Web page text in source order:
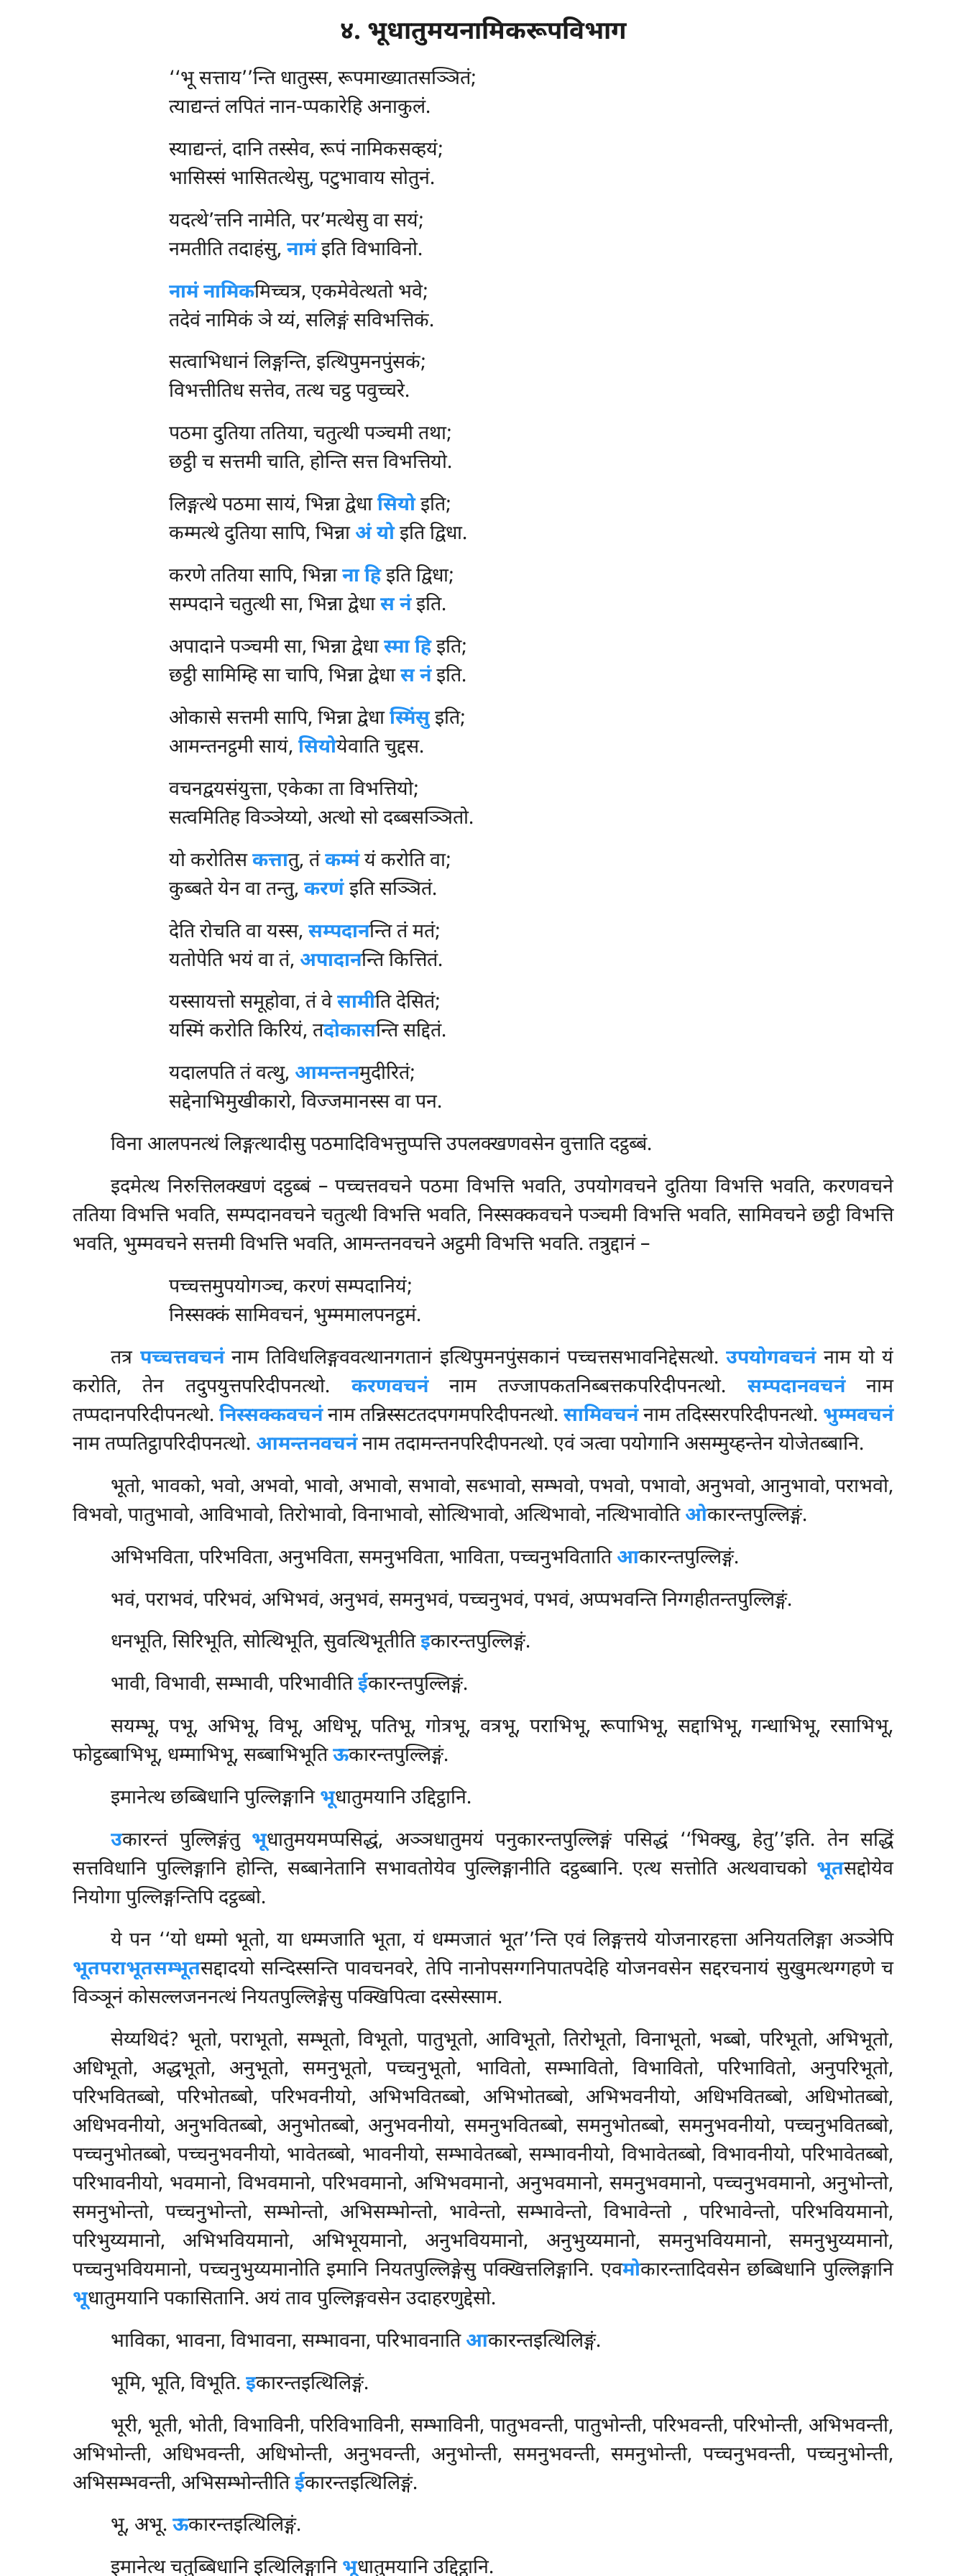
४. भूधातुमयनामिकरूपविभाग
‘‘भू सत्ताय’’न्ति धातुस्स, रूपमाख्यातसञ्ञितं;
त्याद्यन्तं लपितं नान-प्पकारेहि अनाकुलं.
स्याद्यन्तं, दानि तस्सेव, रूपं नामिकसव्हयं;
भासिस्सं भासितत्थेसु, पटुभावाय सोतुनं.
यदत्थे’त्तनि नामेति, पर’मत्थेसु वा सयं;
नमतीति तदाहंसु, नामंइति विभाविनो.
नामं नामिकमिच्चत्र, एकमेवेत्थतो भवे;
तदेवं नामिकं ञे य्यं, सलिङ्गं सविभत्तिकं.
सत्वाभिधानं लिङ्गन्ति, इत्थिपुमनपुंसकं;
विभत्तीतिध सत्तेव, तत्थ चट्ठ पवुच्चरे.
पठमा दुतिया ततिया, चतुत्थी पञ्चमी तथा;
छट्ठी च सत्तमी चाति, होन्ति सत्त विभत्तियो.
लिङ्गत्थे पठमा सायं, भिन्ना द्वेधासियोइति;
कम्मत्थे दुतिया सापि, भिन्ना अं योइति द्विधा.
करणेततिया सापि, भिन्नाना हिइति द्विधा;
सम्पदाने चतुत्थी सा, भिन्ना द्वेधास नंइति.
अपादाने पञ्चमी सा, भिन्ना द्वेधास्मा हिइति;
छट्ठी सामिम्हि सा चापि, भिन्ना द्वेधास नंइति.
ओकासे सत्तमी सापि, भिन्ना द्वेधास्मिंसुइति;
आमन्तनट्ठमी सायं, सियोयेवाति चुद्दस.
वचनद्वयसंयुत्ता, एकेका ता विभत्तियो;
सत्वमितिह विञ्ञेय्यो, अत्थो सो दब्बसञ्ञितो.
यो करोतिसकत्तातु, तंकम्मंयं करोति वा;
कुब्बते येन वा तन्तु, करणंइति सञ्ञितं.
देति रोचति वा यस्स, सम्पदानन्ति तं मतं;
यतोपेति भयं वा तं, अपादानन्ति कित्तितं.
यस्सायत्तो समूहोवा, तं वेसामीति देसितं;
यस्मिं करोति किरियं, तदोकासन्ति सद्दितं.
यदालपति तं वत्थु, आमन्तनमुदीरितं;
सद्देनाभिमुखीकारो, विज्जमानस्स वा पन.
विना आलपनत्थं लिङ्गत्थादीसु पठमादिविभत्तुप्पत्ति उपलक्खणवसेन वुत्ताति दट्ठब्बं.
इदमेत्थ निरुत्तिलक्खणं दट्ठब्बं – पच्चत्तवचने पठमा विभत्ति भवति, उपयोगवचने दुतिया विभत्ति भवति, करणवचने
ततिया विभत्ति भवति, सम्पदानवचने चतुत्थी विभत्ति भवति, निस्सक्कवचने पञ्चमी विभत्ति भवति, सामिवचने छट्ठी विभत्ति
भवति, भुम्मवचने सत्तमी विभत्ति भवति, आमन्तनवचने अट्ठमी विभत्ति भवति. तत्रुद्दानं –
पच्चत्तमुपयोगञ्च, करणं सम्पदानियं;
निस्सक्कं सामिवचनं, भुम्ममालपनट्ठमं.
तत्र पच्चत्तवचनंनाम तिविधलिङ्गववत्थानगतानं इत्थिपुमनपुंसकानं पच्चत्तसभावनिद्देसत्थो.उपयोगवचनंनाम यो यं
करोति, तेन तदुपयुत्तपरिदीपनत्थो. करणवचनंनाम तज्जापकतनिब्बत्तकपरिदीपनत्थो. सम्पदानवचनंनाम
तप्पदानपरिदीपनत्थो. निस्सक्कवचनंनाम तन्निस्सटतदपगमपरिदीपनत्थो.सामिवचनंनाम तदिस्सरपरिदीपनत्थो. भुम्मवचनं
नाम तप्पतिट्ठापरिदीपनत्थो. आमन्तनवचनंनाम तदामन्तनपरिदीपनत्थो. एवं ञत्वा पयोगानि असम्मुय्हन्तेन योजेतब्बानि.
भूतो, भावको, भवो, अभवो, भावो, अभावो, सभावो, सब्भावो, सम्भवो, पभवो, पभावो, अनुभवो, आनुभावो, पराभवो,
विभवो, पातुभावो, आविभावो, तिरोभावो, विनाभावो, सोत्थिभावो, अत्थिभावो, नत्थिभावोति ओकारन्तपुल्लिङ्गं.
अभिभविता, परिभविता, अनुभविता, समनुभविता, भाविता, पच्चनुभविताति आकारन्तपुल्लिङ्गं.
भवं, पराभवं, परिभवं, अभिभवं, अनुभवं, समनुभवं, पच्चनुभवं, पभवं, अप्पभवन्ति निग्गहीतन्तपुल्लिङ्गं.
धनभूति, सिरिभूति, सोत्थिभूति, सुवत्थिभूतीतिइकारन्तपुल्लिङ्गं.
भावी, विभावी, सम्भावी, परिभावीतिईकारन्तपुल्लिङ्गं.
सयम्भू, पभू, अभिभू, विभू, अधिभू, पतिभू, गोत्रभू, वत्रभू, पराभिभू, रूपाभिभू, सद्दाभिभू, गन्धाभिभू, रसाभिभू,
फोट्ठब्बाभिभू, धम्माभिभू, सब्बाभिभूतिऊकारन्तपुल्लिङ्गं.
इमानेत्थ छब्बिधानि पुल्लिङ्गानि भूधातुमयानि उद्दिट्ठानि.
उकारन्तं पुल्लिङ्गंतु भूधातुमयमप्पसिद्धं, अञ्ञधातुमयं पनुकारन्तपुल्लिङ्गं पसिद्धं ‘‘भिक्खु, हेतु’’इति. तेन सद्धिं
सत्तविधानि पुल्लिङ्गानि होन्ति, सब्बानेतानि सभावतोयेव पुल्लिङ्गानीति दट्ठब्बानि. एत्थ सत्तोति अत्थवाचको भूतसद्दोयेव
नियोगा पुल्लिङ्गन्तिपि दट्ठब्बो.
ये पन ‘‘यो धम्मो भूतो, या धम्मजाति भूता, यं धम्मजातं भूत’’न्ति एवं लिङ्गत्तये योजनारहत्ता अनियतलिङ्गा अञ्ञेपि
भूतपराभूतसम्भूतसद्दादयो सन्दिस्सन्ति पावचनवरे, तेपि नानोपसग्गनिपातपदेहि योजनवसेन सद्दरचनायं सुखुमत्थग्गहणे च
विञ्ञूनं कोसल्लजननत्थं नियतपुल्लिङ्गेसु पक्खिपित्वा दस्सेस्साम.
सेय्यथिदं? भूतो, पराभूतो, सम्भूतो, विभूतो, पातुभूतो, आविभूतो, तिरोभूतो, विनाभूतो, भब्बो, परिभूतो, अभिभूतो,
अधिभूतो, अद्धभूतो, अनुभूतो, समनुभूतो, पच्चनुभूतो, भावितो, सम्भावितो, विभावितो, परिभावितो, अनुपरिभूतो,
परिभवितब्बो, परिभोतब्बो, परिभवनीयो, अभिभवितब्बो, अभिभोतब्बो, अभिभवनीयो, अधिभवितब्बो, अधिभोतब्बो,
अधिभवनीयो, अनुभवितब्बो, अनुभोतब्बो, अनुभवनीयो, समनुभवितब्बो, समनुभोतब्बो, समनुभवनीयो, पच्चनुभवितब्बो,
पच्चनुभोतब्बो, पच्चनुभवनीयो, भावेतब्बो, भावनीयो, सम्भावेतब्बो, सम्भावनीयो, विभावेतब्बो, विभावनीयो, परिभावेतब्बो,
परिभावनीयो, भवमानो, विभवमानो, परिभवमानो, अभिभवमानो, अनुभवमानो, समनुभवमानो, पच्चनुभवमानो, अनुभोन्तो,
समनुभोन्तो, पच्चनुभोन्तो, सम्भोन्तो, अभिसम्भोन्तो, भावेन्तो, सम्भावेन्तो, विभावेन्तो , परिभावेन्तो, परिभवियमानो,
परिभुय्यमानो, अभिभवियमानो, अभिभूयमानो, अनुभवियमानो, अनुभुय्यमानो, समनुभवियमानो, समनुभुय्यमानो,
पच्चनुभवियमानो, पच्चनुभुय्यमानोति इमानि नियतपुल्लिङ्गेसु पक्खित्तलिङ्गानि. एवमोकारन्तादिवसेन छब्बिधानि पुल्लिङ्गानि
भूधातुमयानि पकासितानि. अयं ताव पुल्लिङ्गवसेन उदाहरणुद्देसो.
भाविका, भावना, विभावना, सम्भावना, परिभावनाति आकारन्तइत्थिलिङ्गं.
भूमि, भूति, विभूति.इकारन्तइत्थिलिङ्गं.
भूरी, भूती, भोती, विभाविनी, परिविभाविनी, सम्भाविनी, पातुभवन्ती, पातुभोन्ती, परिभवन्ती, परिभोन्ती, अभिभवन्ती,
अभिभोन्ती, अधिभवन्ती, अधिभोन्ती, अनुभवन्ती, अनुभोन्ती, समनुभवन्ती, समनुभोन्ती, पच्चनुभवन्ती, पच्चनुभोन्ती,
अभिसम्भवन्ती, अभिसम्भोन्तीतिईकारन्तइत्थिलिङ्गं.
भू, अभू.ऊकारन्तइत्थिलिङ्गं.
इमानेत्थ चतुब्बिधानि इत्थिलिङ्गानि भूधातुमयानि उद्दिट्ठानि.